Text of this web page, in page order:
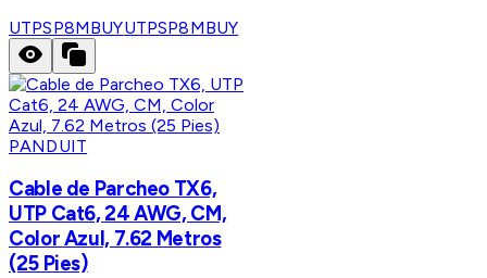
UTPSP8MBUYUTPSP8MBUY
PANDUIT
Cable de Parcheo TX6,
UTP Cat6, 24 AWG, CM,
Color Azul, 7.62 Metros
(25 Pies)